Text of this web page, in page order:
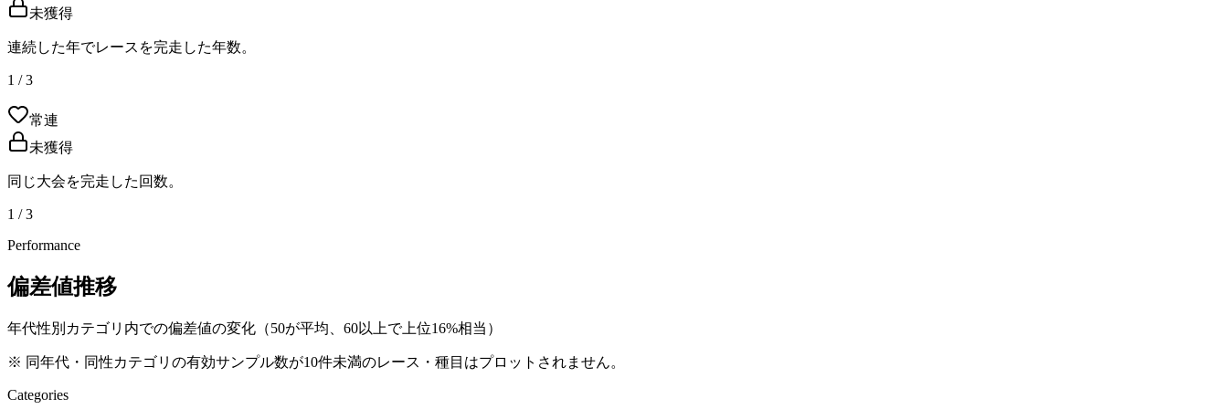
未獲得
連続した年でレースを完走した年数。
1 / 3
常連
未獲得
同じ大会を完走した回数。
1 / 3
Performance
偏差値推移
年代性別カテゴリ内での偏差値の変化（50が平均、60以上で上位16%相当）
※ 同年代・同性カテゴリの有効サンプル数が10件未満のレース・種目はプロットされません。
Categories